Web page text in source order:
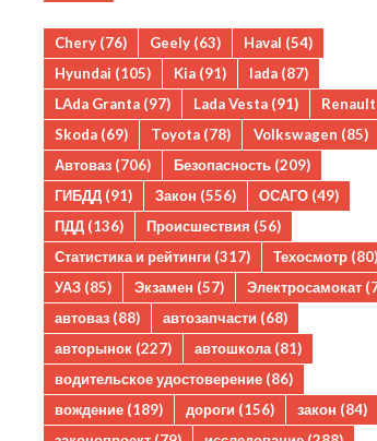
Chery (76) Geely (63) Haval (54)
Hyundai (105) Kia (91) lada (87)
LAda Granta (97) Lada Vesta (91) Renault
Skoda (69) Toyota (78) Volkswagen (85)
Автоваз (706) Безопасность (209)
ГИБДД (91) Закон (556) ОСАГО (49)
ПДД (136) Происшествия (56)
Статистика и рейтинги (317) Техосмотр (80)
УАЗ (85) Экзамен (57) Электросамокат
автоваз (88) автозапчасти (68)
авторынок (227) автошкола (81)
водительское удостоверение (86)
вождение (189) дороги (156) закон (84)